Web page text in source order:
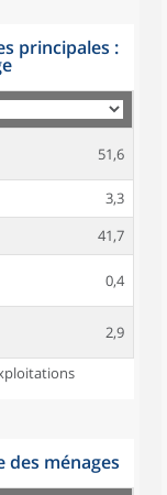
principales :
51,6
3,3
41,7
0,4
2,9
des ménages